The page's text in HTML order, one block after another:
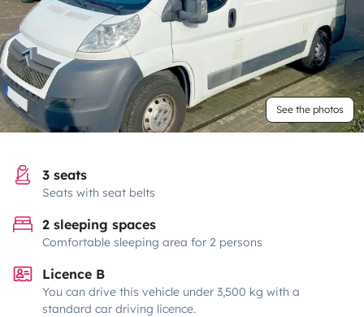
See the photos
3 seats
Seats with seat belts
2 sleeping spaces
Comfortable sleeping area for 2 persons
Licence B
You can drive this vehicle under 3,500 kg with a
standard car driving licence.